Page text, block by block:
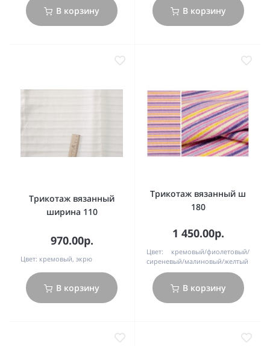
В корзину В корзину
Трикотаж вязанный
ширина 110
970.00р.
Цвет: кремовый, экрю
В корзину
Трикотаж вязанный ш
180
1 450.00р.
Цвет:
кремовый/фиолетовый/
сиреневый/малиновый/желтый
В корзину